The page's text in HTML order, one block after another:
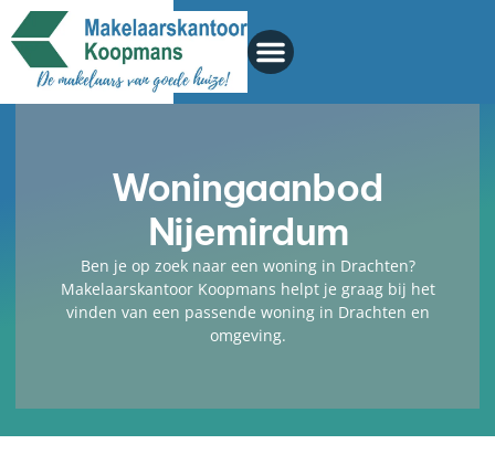
Woningaanbod
Nijemirdum
Ben je op zoek naar een woning in Drachten?
Makelaarskantoor Koopmans helpt je graag bij het
vinden van een passende woning in Drachten en
omgeving.